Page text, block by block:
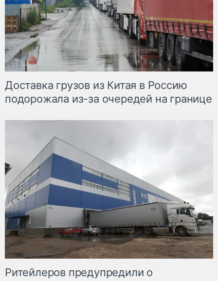
Доставка грузов из Китая в Россию
подорожала из-за очередей на границе
Ритейлеров предупредили о